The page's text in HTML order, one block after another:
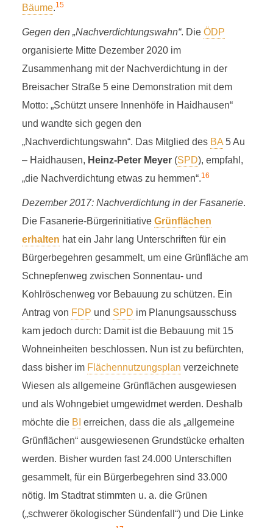
Bäume.15
Gegen den „Nachverdichtungswahn“. Die ÖDP
organisierte Mitte Dezember 2020 im
Zusammenhang mit der Nachverdichtung in der
Breisacher Straße 5 eine Demonstration mit dem
Motto: „Schützt unsere Innenhöfe in Haidhausen“
und wandte sich gegen den
„Nachverdichtungswahn“. Das Mitglied des BA5 Au
– Haidhausen, Heinz-Peter Meyer(SPD), empfahl,
„die Nachverdichtung etwas zu hemmen“.16
Dezember 2017: Nachverdichtung in der Fasanerie.
Die Fasanerie-Bürgerinitiative Grünflächen
erhalten hat ein Jahr lang Unterschriften für ein
Bürgerbegehren gesammelt, um eine Grünfläche am
Schnepfenweg zwischen Sonnentau- und
Kohlröschenweg vor Bebauung zu schützen. Ein
Antrag von FDP und SPD im Planungsausschuss
kam jedoch durch: Damit ist die Bebauung mit 15
Wohneinheiten beschlossen. Nun ist zu befürchten,
dass bisher im Flächennutzungsplan verzeichnete
Wiesen als allgemeine Grünflächen ausgewiesen
und als Wohngebiet umgewidmet werden. Deshalb
möchte die BI erreichen, dass die als „allgemeine
Grünflächen“ ausgewiesenen Grundstücke erhalten
werden. Bisher wurden fast 24.000 Unterschiften
gesammelt, für ein Bürgerbegehren sind 33.000
nötig. Im Stadtrat stimmten u. a. die Grünen
(„schwerer ökologischer Sündenfall“) und Die Linke